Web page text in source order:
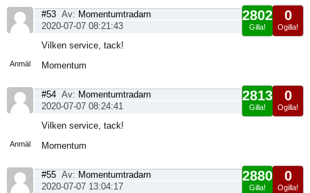
Anmäl
0
Ogilla!
2802
Gilla!
#53 Av: Momentumtradarn
2020-07-07 08:21:43
Vilken service, tack!
Momentum
Anmäl
0
Ogilla!
2813
Gilla!
#54 Av: Momentumtradarn
2020-07-07 08:24:41
Vilken service, tack!
Momentum
0
Ogilla!
2880
Gilla!
#55 Av: Momentumtradarn
2020-07-07 13:04:17